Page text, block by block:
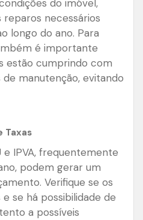
do imóvel,
necessários
longo do ano. Para
é importante
estão cumprindo com
de manutenção, evitando
Taxas
IPVA, frequentemente
podem gerar um
Verifique se os
se há possibilidade de
a possíveis